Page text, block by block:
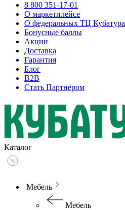
8 800 351-17-01
О маркетплейсе
О федеральных ТЦ Кубатура
Бонусные баллы
Акции
Доставка
Гарантия
Блог
B2B
Стать Партнёром
Каталог
Мебель
Мебель